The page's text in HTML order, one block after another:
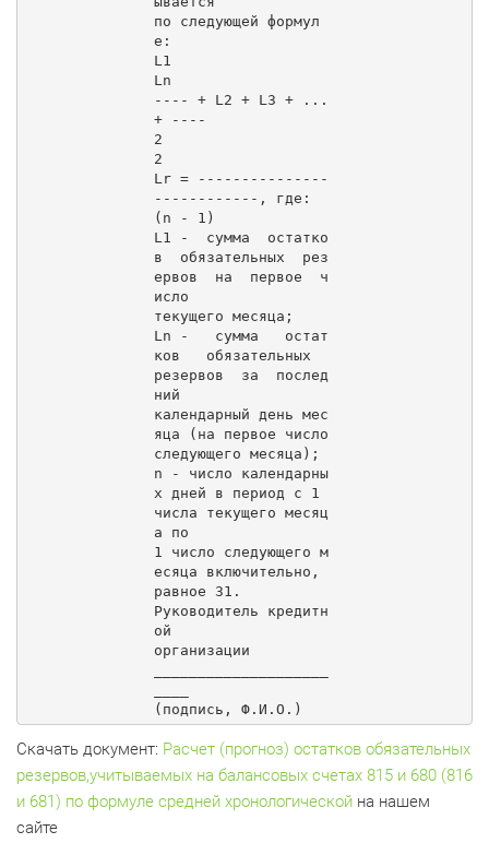
по следующей формул
е:
L1
Ln
---- + L2 + L3 + ...
+ ----
2
2
Lr = ---------------
------------, где:
(n - 1)
L1 -  сумма  остатко
в  обязательных  рез
ервов  на  первое  ч
исло
текущего месяца;
Ln -   сумма   остат
ков   обязательных
резервов  за  послед
ний
календарный день мес
яца (на первое число
следующего месяца);
n - число календарны
х дней в период с 1
числа текущего месяц
а по
1 число следующего м
есяца включительно,
равное 31.
Руководитель кредитн
ой
организации
(подпись, Ф.И.О.)
Скачать документ: Расчет (прогноз) остатков обязательных
резервов,учитываемых на балансовых счетах 815 и 680 (816
и 681) по формуле средней хронологической на нашем
сайте